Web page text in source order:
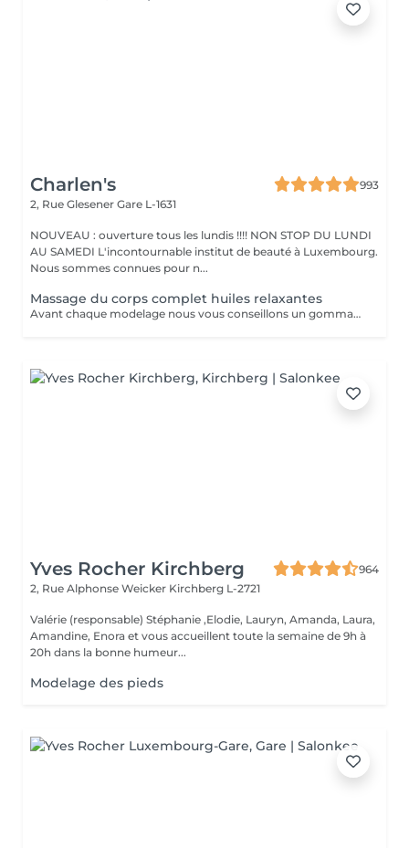
Charlen's
993
2, Rue Glesener Gare L-1631
NOUVEAU : ouverture tous les lundis !!!! NON STOP DU LUNDI
AU SAMEDI L'incontournable institut de beauté à Luxembourg.
Nous sommes connues pour n...
Massage du corps complet huiles relaxantes
Avant chaque modelage nous vous conseillons un gommage du corps peau de velours qui rendra votre peau toute douce. Le modelage est réalise par des personnes diplômées
Yves Rocher Kirchberg
964
2, Rue Alphonse Weicker Kirchberg L-2721
Valérie (responsable) Stéphanie ,Elodie, Lauryn, Amanda, Laura,
Amandine, Enora et vous accueillent toute la semaine de 9h à
20h dans la bonne humeur...
Modelage des pieds